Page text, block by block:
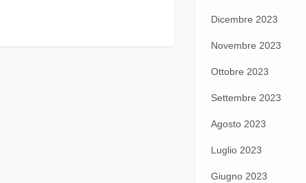
Dicembre 2023
Novembre 2023
Ottobre 2023
Settembre 2023
Agosto 2023
Luglio 2023
Giugno 2023